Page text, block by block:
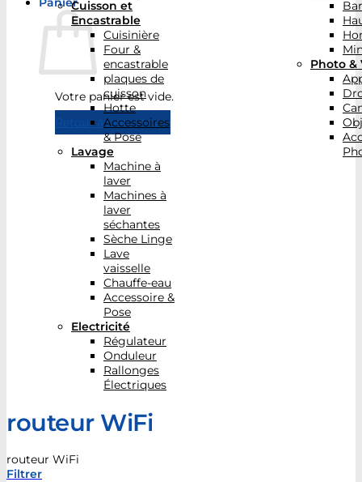
Votre panier est vide.
Retour à la boutique
Cuisson et
Encastrable
Cuisinière
Four &
encastrable
plaques de
cuisson
Hotte
Accessoires
& Pose
Lavage
Machine à
laver
Machines à
laver
séchantes
Sèche Linge
Lave
vaisselle
Chauffe-eau
Accessoire &
Pose
Electricité
Régulateur
Onduleur
Rallonges
Électriques
Photo &
routeur WiFi
routeur WiFi
Filtrer